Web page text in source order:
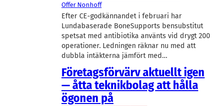
Offer Nonhoff
Efter CE-godkännandet i februari har
Lundabaserade BoneSupports bensubstitut
spetsat med antibiotika använts vid drygt 200
operationer. Ledningen räknar nu med att
dubbla intäkterna jämfört med…
Företagsförvärv aktuellt igen
— åtta teknikbolag att hålla
ögonen på